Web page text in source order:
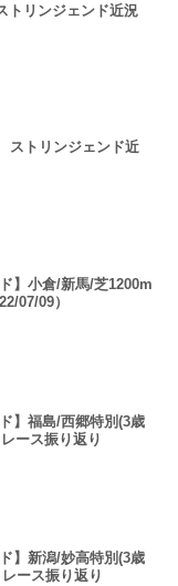
トリンジェンド近況
ストリンジェンド近
】小倉/新馬/芝1200m
07/09）
】福島/西郷特別(3歳
ース振り返り
】新潟/妙高特別(3歳
ース振り返り